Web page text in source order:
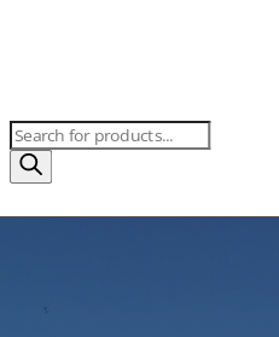
Products
search